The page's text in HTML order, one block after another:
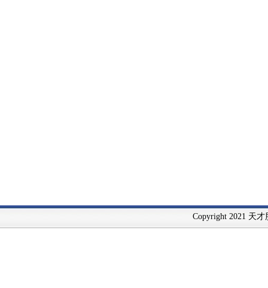
Copyright 2021 天